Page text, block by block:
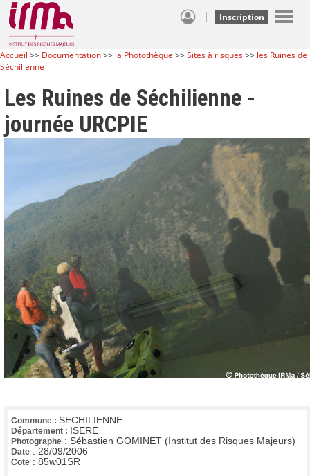
| Inscription
Accueil >> Documentation>> la Photothèque >>Sites à risques>> les Ruines de
Séchilienne
Les Ruines de Séchilienne -
journée URCPIE
Commune : SECHILIENNE
Département : ISERE
Photographe : Sébastien GOMINET (Institut des Risques Majeurs)
Date : 28/09/2006
Cote : 85w01SR